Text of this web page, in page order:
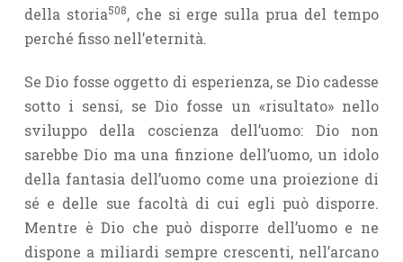
della storia508, che si erge sulla prua del tempo
perché fisso nell’eternità.
Se Dio fosse oggetto di esperienza, se Dio cadesse
sotto i sensi, se Dio fosse un «risultato» nello
sviluppo della coscienza dell’uomo: Dio non
sarebbe Dio ma una finzione dell’uomo, un idolo
della fantasia dell’uomo come una proiezione di
sé e delle sue facoltà di cui egli può disporre.
Mentre è Dio che può disporre dell’uomo e ne
dispone a miliardi sempre crescenti, nell’arcano